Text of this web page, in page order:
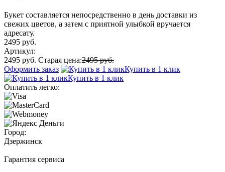
Букет составляется непосредственно в день доставки из
свежих цветов, а затем с приятной улыбкой вручается
адресату.
2495 руб.
Артикул:
2495 руб. Старая цена:2495 руб.
Оформить заказ
Купить в 1 клик
Купить в 1 клик
Оплатить легко:
Город:
Дзержинск
Гарантия сервиса